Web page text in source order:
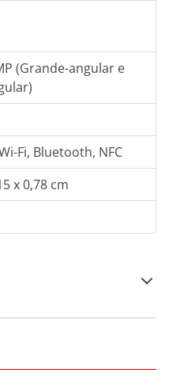
(Grande-angular e
Fi, Bluetooth, NFC
x 0,78 cm